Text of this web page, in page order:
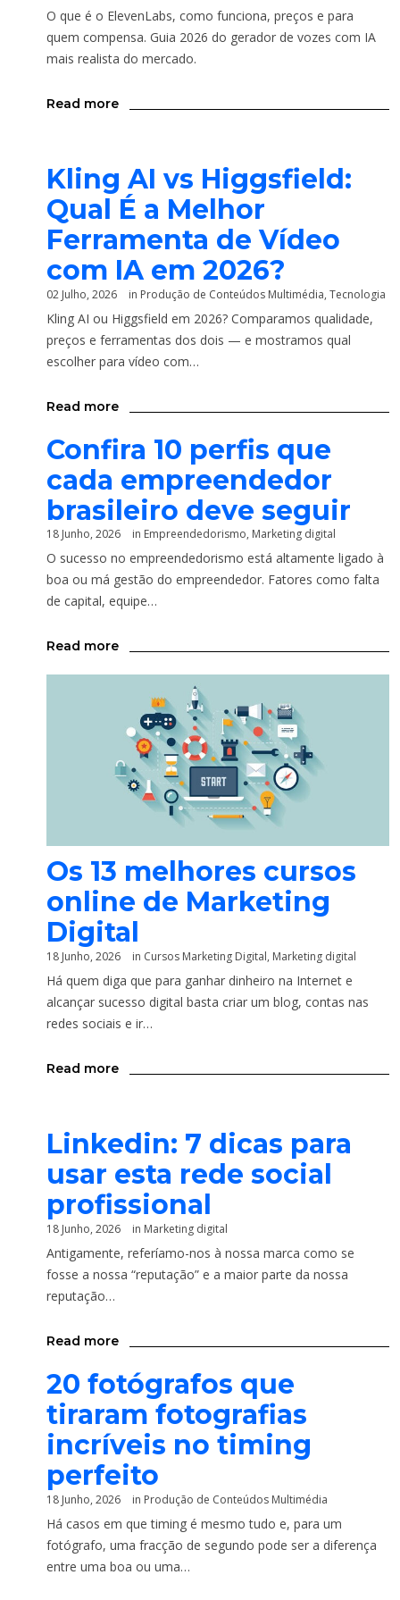
O que é o ElevenLabs, como funciona, preços e para
quem compensa. Guia 2026 do gerador de vozes com IA
mais realista do mercado.
Read more
Kling AI vs Higgsfield:
Qual É a Melhor
Ferramenta de Vídeo
com IA em 2026?
02 Julho, 2026 in Produção de Conteúdos Multimédia, Tecnologia
Kling AI ou Higgsfield em 2026? Comparamos qualidade,
preços e ferramentas dos dois — e mostramos qual
escolher para vídeo com…
Read more
Confira 10 perfis que
cada empreendedor
brasileiro deve seguir
18 Junho, 2026 in Empreendedorismo, Marketing digital
O sucesso no empreendedorismo está altamente ligado à
boa ou má gestão do empreendedor. Fatores como falta
de capital, equipe…
Read more
Os 13 melhores cursos
online de Marketing
Digital
18 Junho, 2026 in Cursos Marketing Digital, Marketing digital
Há quem diga que para ganhar dinheiro na Internet e
alcançar sucesso digital basta criar um blog, contas nas
redes sociais e ir…
Read more
Linkedin: 7 dicas para
usar esta rede social
profissional
18 Junho, 2026 in Marketing digital
Antigamente, referíamo-nos à nossa marca como se
fosse a nossa “reputação” e a maior parte da nossa
reputação…
Read more
20 fotógrafos que
tiraram fotografias
incríveis no timing
perfeito
18 Junho, 2026 in Produção de Conteúdos Multimédia
Há casos em que timing é mesmo tudo e, para um
fotógrafo, uma fracção de segundo pode ser a diferença
entre uma boa ou uma…